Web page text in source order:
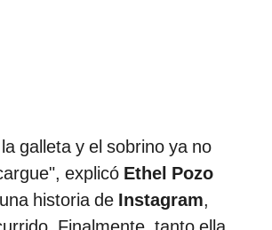
galleta y el sobrino ya no
explicó Ethel Pozo
historia de Instagram,